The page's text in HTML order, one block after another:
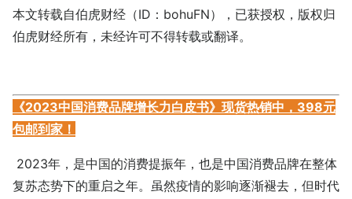
本文转载自伯虎财经（ID：bohuFN），已获授权，版权归
伯虎财经所有，未经许可不得转载或翻译。
《2023中国消费品牌增长力白皮书》现货热销中，398元
包邮到家！
2023年，是中国的消费提振年，也是中国消费品牌在整体
复苏态势下的重启之年。虽然疫情的影响逐渐褪去，但时代